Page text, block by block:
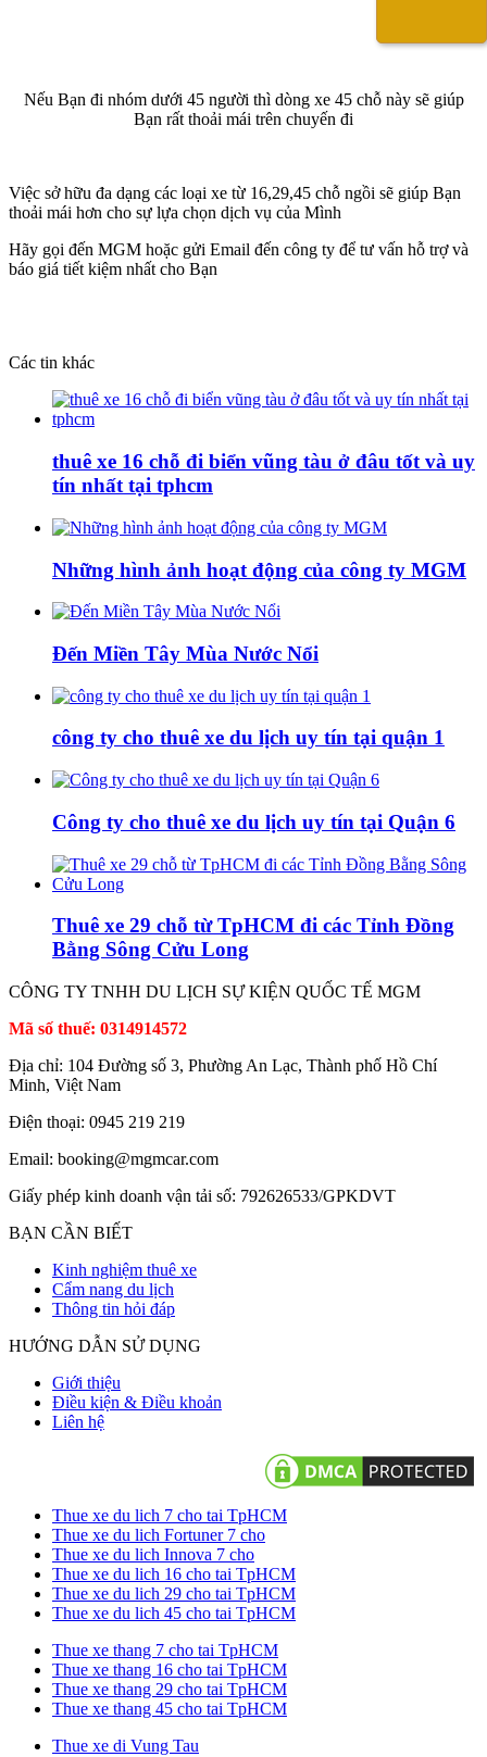
Nếu Bạn đi nhóm dưới 45 người thì dòng xe 45 chỗ này sẽ giúp
Bạn rất thoải mái trên chuyến đi
Việc sở hữu đa dạng các loại xe từ 16,29,45 chỗ ngồi sẽ giúp Bạn
thoải mái hơn cho sự lựa chọn dịch vụ của Mình
Hãy gọi đến MGM hoặc gửi Email đến công ty để tư vấn hỗ trợ và
báo giá tiết kiệm nhất cho Bạn
Các tin khác
thuê xe 16 chỗ đi biển vũng tàu ở đâu tốt và uy
tín nhất tại tphcm
Những hình ảnh hoạt động của công ty MGM
Đến Miền Tây Mùa Nước Nổi
công ty cho thuê xe du lịch uy tín tại quận 1
Công ty cho thuê xe du lịch uy tín tại Quận 6
Thuê xe 29 chỗ từ TpHCM đi các Tỉnh Đồng
Bằng Sông Cửu Long
CÔNG TY TNHH DU LỊCH SỰ KIỆN QUỐC TẾ MGM
Mã số thuế: 0314914572
Địa chỉ: 104 Đường số 3, Phường An Lạc, Thành phố Hồ Chí
Minh, Việt Nam
Điện thoại: 0945 219 219
Email: booking@mgmcar.com
Giấy phép kinh doanh vận tải số: 792626533/GPKDVT
BẠN CẦN BIẾT
Kinh nghiệm thuê xe
Cẩm nang du lịch
Thông tin hỏi đáp
HƯỚNG DẪN SỬ DỤNG
Giới thiệu
Điều kiện & Điều khoản
Liên hệ
Thue xe du lich 7 cho tai TpHCM
Thue xe du lich Fortuner 7 cho
Thue xe du lich Innova 7 cho
Thue xe du lich 16 cho tai TpHCM
Thue xe du lich 29 cho tai TpHCM
Thue xe du lich 45 cho tai TpHCM
Thue xe thang 7 cho tai TpHCM
Thue xe thang 16 cho tai TpHCM
Thue xe thang 29 cho tai TpHCM
Thue xe thang 45 cho tai TpHCM
Thue xe di Vung Tau